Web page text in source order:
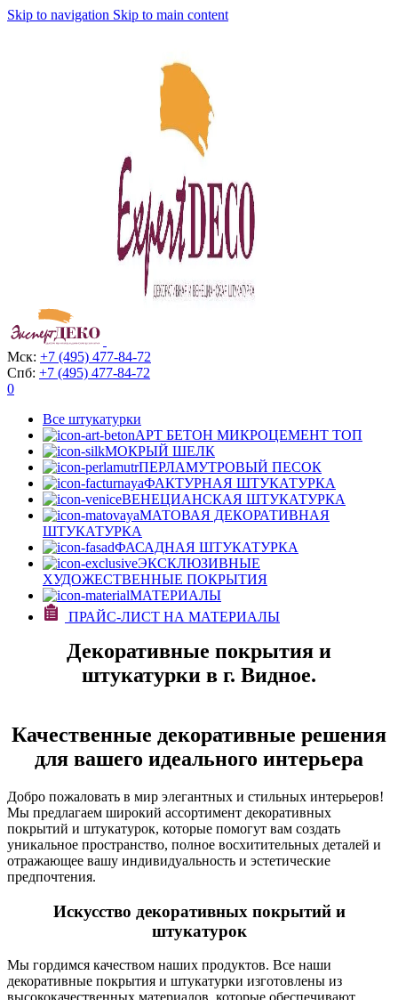
Skip to navigation Skip to main content
Мск: +7 (495) 477-84-72
Спб: +7 (495) 477-84-72
0
Все штукатурки
АРТ БЕТОН МИКРОЦЕМЕНТ ТОП
МОКРЫЙ ШЕЛК
ПЕРЛАМУТРОВЫЙ ПЕСОК
ФАКТУРНАЯ ШТУКАТУРКА
ВЕНЕЦИАНСКАЯ ШТУКАТУРКА
МАТОВАЯ ДЕКОРАТИВНАЯ
ШТУКАТУРКА
ФАСАДНАЯ ШТУКАТУРКА
ЭКСКЛЮЗИВНЫЕ
ХУДОЖЕСТВЕННЫЕ ПОКРЫТИЯ
МАТЕРИАЛЫ
ПРАЙС-ЛИСТ НА МАТЕРИАЛЫ
Декоративные покрытия и
штукатурки в г. Видное.
Качественные декоративные решения
для вашего идеального интерьера
Добро пожаловать в мир элегантных и стильных интерьеров!
Мы предлагаем широкий ассортимент декоративных
покрытий и штукатурок, которые помогут вам создать
уникальное пространство, полное восхитительных деталей и
отражающее вашу индивидуальность и эстетические
предпочтения.
Искусство декоративных покрытий и
штукатурок
Мы гордимся качеством наших продуктов. Все наши
декоративные покрытия и штукатурки изготовлены из